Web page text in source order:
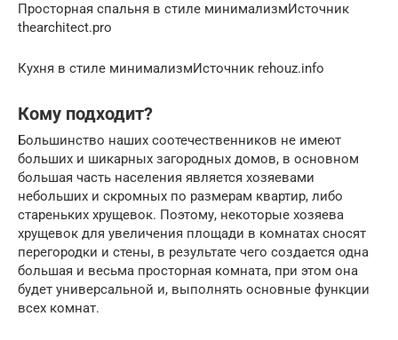
Просторная спальня в стиле минимализмИсточник
thearchitect.pro
Кухня в стиле минимализмИсточник rehouz.info
Кому подходит?
Большинство наших соотечественников не имеют
больших и шикарных загородных домов, в основном
большая часть населения является хозяевами
небольших и скромных по размерам квартир, либо
стареньких хрущевок. Поэтому, некоторые хозяева
хрущевок для увеличения площади в комнатах сносят
перегородки и стены, в результате чего создается одна
большая и весьма просторная комната, при этом она
будет универсальной и, выполнять основные функции
всех комнат.